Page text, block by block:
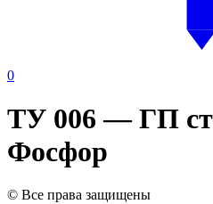
0
ТУ 006 — ГП
Фосфор
© Все права защищены